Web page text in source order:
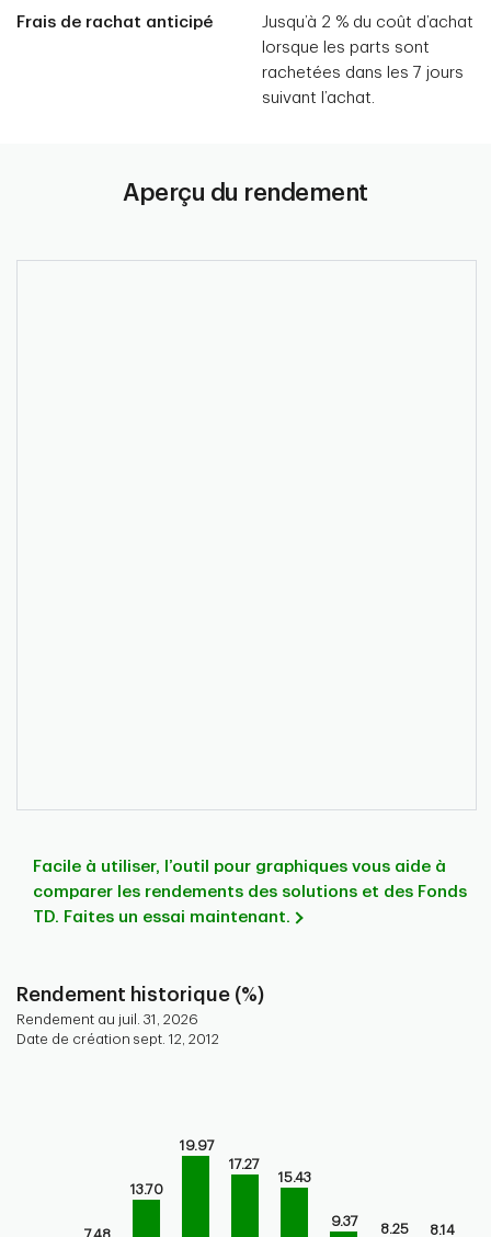
Frais de rachat anticipé
Jusqu’à 2 % du coût d’achat
lorsque les parts sont
rachetées dans les 7 jours
suivant l’achat.
Aperçu du rendement
Facile à utiliser, l’outil pour graphiques vous aide à
comparer les rendements des solutions et des Fonds
TD. Faites un essai maintenant.
Rendement historique (%)
Rendement au juil. 31, 2026
Date de création sept. 12, 2012
The chart has 1 X axis displaying categories.
The chart has 1 Y axis displaying values. Range: 0 to 30.
7.48
13.70
19.97
17.27
15.43
9.37
8.25 8.14